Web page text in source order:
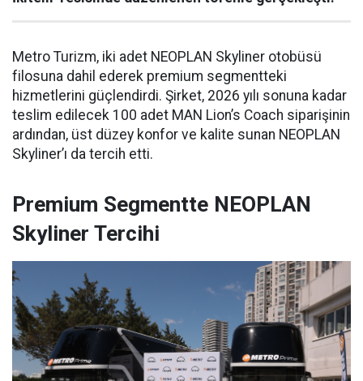
Metro Turizm, iki adet NEOPLAN Skyliner otobüsü
filosuna dahil ederek premium segmentteki
hizmetlerini güçlendirdi. Şirket, 2026 yılı sonuna kadar
teslim edilecek 100 adet MAN Lion’s Coach siparişinin
ardından, üst düzey konfor ve kalite sunan NEOPLAN
Skyliner’ı da tercih etti.
Premium Segmentte NEOPLAN
Skyliner Tercihi